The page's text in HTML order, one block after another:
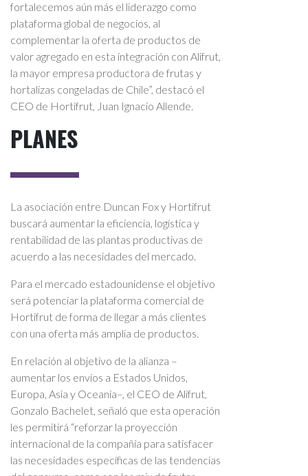
fortalecemos aún más el liderazgo como
plataforma global de negocios, al
complementar la oferta de productos de
valor agregado en esta integración con Alifrut,
la mayor empresa productora de frutas y
hortalizas congeladas de Chile”, destacó el
CEO de Hortifrut, Juan Ignacio Allende.
PLANES
La asociación entre Duncan Fox y Hortifrut
buscará aumentar la eficiencia, logística y
rentabilidad de las plantas productivas de
acuerdo a las necesidades del mercado.
Para el mercado estadounidense el objetivo
será potenciar la plataforma comercial de
Hortifrut de forma de llegar a más clientes
con una oferta más amplia de productos.
En relación al objetivo de la alianza –
aumentar los envíos a Estados Unidos,
Europa, Asia y Oceanía–, el CEO de Alifrut,
Gonzalo Bachelet, señaló que esta operación
les permitirá “reforzar la proyección
internacional de la compañía para satisfacer
las necesidades específicas de las tendencias